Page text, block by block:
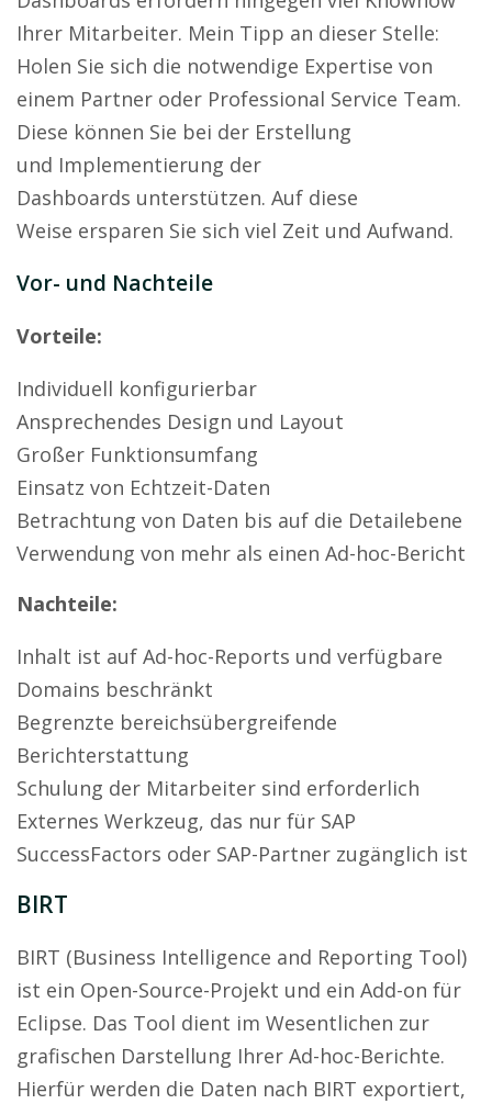
Ihrer Mitarbeiter. Mein Tipp an dieser Stelle:
Holen Sie sich die notwendige Expertise von
einem Partner oder Professional Service Team.
Diese können Sie bei der Erstellung
und Implementierung der
Dashboards unterstützen. Auf diese
Weise ersparen Sie sich viel Zeit und Aufwand.
Vor- und Nachteile
Vorteile:
Individuell konfigurierbar
Ansprechendes Design und Layout
Großer Funktionsumfang
Einsatz von Echtzeit-Daten
Betrachtung von Daten bis auf die Detailebene
Verwendung von mehr als einen Ad-hoc-Bericht
Nachteile:
Inhalt ist auf Ad-hoc-Reports und verfügbare
Domains beschränkt
Begrenzte bereichsübergreifende
Berichterstattung
Schulung der Mitarbeiter sind erforderlich
Externes Werkzeug, das nur für SAP
SuccessFactors oder SAP-Partner zugänglich ist
BIRT
BIRT (Business Intelligence and Reporting Tool)
ist ein Open-Source-Projekt und ein Add-on für
Eclipse. Das Tool dient im Wesentlichen zur
grafischen Darstellung Ihrer Ad-hoc-Berichte.
Hierfür werden die Daten nach BIRT exportiert,